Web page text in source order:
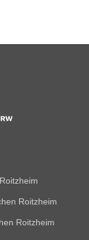
Roitzheim
Roitzheim